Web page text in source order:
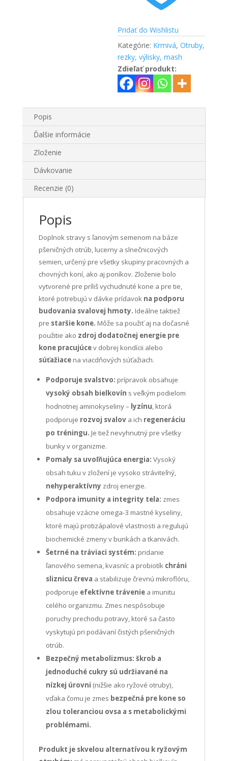
Pridať do Wishlistu
Kategórie: Krmivá,Otruby,
rezky, výlisky, mash
Zdieľať produkt:
Popis
Ďalšie informácie
Zloženie
Dávkovanie
Recenzie (0)
Popis
Doplnok stravy s ľanovým semenom na báze
pšeničných otrúb, lucerny a slnečnicových
semien, určený pre všetky skupiny pracovných a
chovných koní, ako aj poníkov. Zloženie bolo
vytvorené pre príliš vychudnuté kone a pre tie,
ktoré potrebujú v dávke prídavok na podporu
budovania svalovej hmoty. Ideálne taktiež
pre staršie kone. Môže sa použiť aj na dočasné
použitie ako zdroj dodatočnej energie pre
kone pracujúcev dobrej kondícii alebo
súťažiacena viacdňových súťažiach.
Podporuje svalstvo: prípravok obsahuje
vysoký obsah bielkovín s veľkým podielom
hodnotnej aminokyseliny – lyzínu, ktorá
podporuje rozvoj svalova ich regeneráciu
po tréningu. Je tiež nevyhnutný pre všetky
bunky v organizme.
Pomaly sa uvoľňujúca energia: Vysoký
obsah tuku v zložení je vysoko stráviteľný,
nehyperaktívny zdroj energie.
Podpora imunity a integrity tela: zmes
obsahuje vzácne omega-3 mastné kyseliny,
ktoré majú protizápalové vlastnosti a regulujú
biochemické zmeny v bunkách a tkanivách.
Šetrné na tráviaci systém: pridanie
ľanového semena, kvasníc a probiotík chráni
sliznicu čreva a stabilizuje črevnú mikroflóru,
podporuje efektívne tráveniea imunitu
celého organizmu. Zmes nespôsobuje
poruchy prechodu potravy, ktoré sa často
vyskytujú pri podávaní čistých pšeničných
otrúb.
Bezpečný metabolizmus: škrob a
jednoduché cukry sú udržiavané na
nízkej úrovni (nižšie ako ryžové otruby),
vďaka čomu je zmes bezpečná pre kone so
zlou toleranciou ovsa a s metabolickými
problémami.
Produkt je skvelou alternatívou k ryžovým